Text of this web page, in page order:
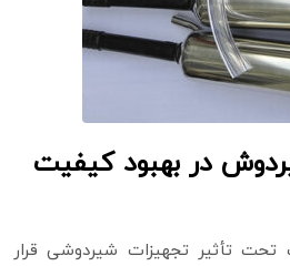
در بهبود کیفیت
تأثیر تجهیزات شیردوشی قرار